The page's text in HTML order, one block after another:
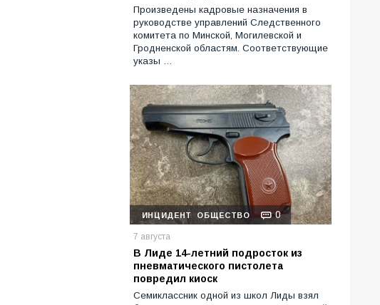
Произведены кадровые назначения в
руководстве управлений Следственного
комитета по Минской, Могилевской и
Гродненской областям. Соответствующие
указы …
ИНЦИДЕНТ ОБЩЕСТВО 0
7 августа
В Лиде 14-летний подросток из
пневматического пистолета
повредил киоск
Семиклассник одной из школ Лиды взял